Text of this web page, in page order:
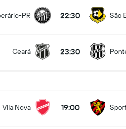
PR 22:30 São
Ceará 23:30
Vila Nova 19:00
Mais que